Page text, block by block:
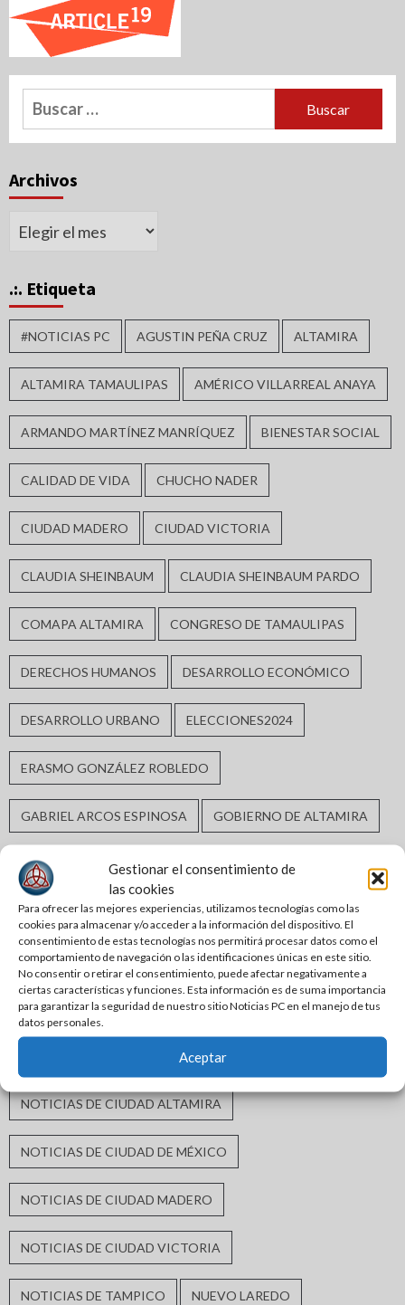
Gestionar el consentimiento de
las cookies
Para ofrecer las mejores experiencias, utilizamos tecnologías como las
cookies para almacenar y/o acceder a la información del dispositivo. El
consentimiento de estas tecnologías nos permitirá procesar datos como el
comportamiento de navegación o las identificaciones únicas en este sitio.
No consentir o retirar el consentimiento, puede afectar negativamente a
ciertas características y funciones. Esta información es de suma importancia
para garantizar la seguridad de nuestro sitio Noticias PC en el manejo de tus
datos personales.
Aceptar
Buscar:
Archivos
Archivos
.:. Etiqueta
#NOTICIAS PC AGUSTIN PEÑA CRUZ ALTAMIRA
ALTAMIRA TAMAULIPAS AMÉRICO VILLARREAL ANAYA
ARMANDO MARTÍNEZ MANRÍQUEZ BIENESTAR SOCIAL
CALIDAD DE VIDA CHUCHO NADER
CIUDAD MADERO CIUDAD VICTORIA
CLAUDIA SHEINBAUM CLAUDIA SHEINBAUM PARDO
COMAPA ALTAMIRA CONGRESO DE TAMAULIPAS
DERECHOS HUMANOS DESARROLLO ECONÓMICO
DESARROLLO URBANO ELECCIONES2024
ERASMO GONZÁLEZ ROBLEDO
GABRIEL ARCOS ESPINOSA GOBIERNO DE ALTAMIRA
GOBIERNO DE TAMAULIPAS GOBIERNO MUNICIPAL
GUARDIA ESTATAL INCLUSIÓN SOCIAL
INFRAESTRUCTURA HIDRÁULICA
INFRAESTRUCTURA URBANA MATAMOROS
MÓNICA VILLARREAL ANAYA
NOTICIAS DE CIUDAD ALTAMIRA
NOTICIAS DE CIUDAD DE MÉXICO
NOTICIAS DE CIUDAD MADERO
NOTICIAS DE CIUDAD VICTORIA
NOTICIAS DE TAMPICO NUEVO LAREDO